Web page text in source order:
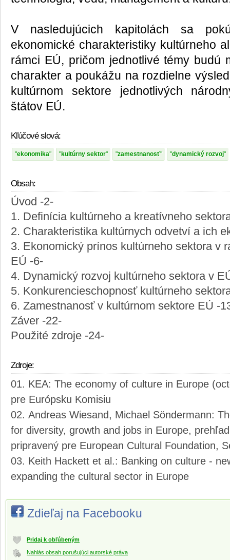
V nasledujúcich kapitolách sa
ekonomické charakteristiky kultúrneho
rámci EÚ, pričom jednotlivé témy budú
charakter a poukážu na rozdielne
kultúrnom sektore jednotlivých
štátov EÚ.
Kľúčové slová:
ekonomika kultúrny sektor zamestnanosť dynamický rozvoj
Obsah:
Úvod -2-
1. Definícia kultúrneho a kreatívneho
2. Charakteristika kultúrnych odvetví a ich
3. Ekonomický prínos kultúrneho sektora v
EÚ -6-
4. Dynamický rozvoj kultúrneho sektora v
5. Konkurencieschopnosť kultúrneho
6. Zamestnanosť v kultúrnom sektore EÚ -
Záver -22-
Použité zdroje -24-
Zdroje:
KEA: The economy of culture in Europe
pre Európsku Komisiu
Andreas Wiesand, Michael Söndermann:
for diversity, growth and jobs in Europe,
pripravený pre European Cultural Foundation,
Keith Hackett et al.: Banking on culture -
expanding the cultural sector in Europe
Zdieľaj na Facebooku
Pridaj k obľúbeným
Nahlás obsah porušujúci autorské práva